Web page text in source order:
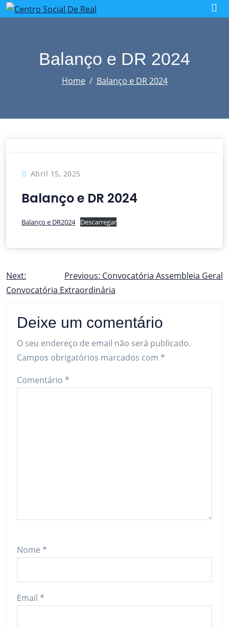
Skip
to
Balanço e DR 2024
Home Balanço e DR 2024
Abril 15, 2025
Balanço e DR 2024
Balanço e DR2024 Descarregar
Navegação
de
artigos
Previous: Convocatória Assembleia Geral
Next:
Convocatória Extraordinária
Deixe um comentário
O seu endereço de email não será publicado.
Campos obrigatórios marcados com *
Comentário *
Nome *
Email *